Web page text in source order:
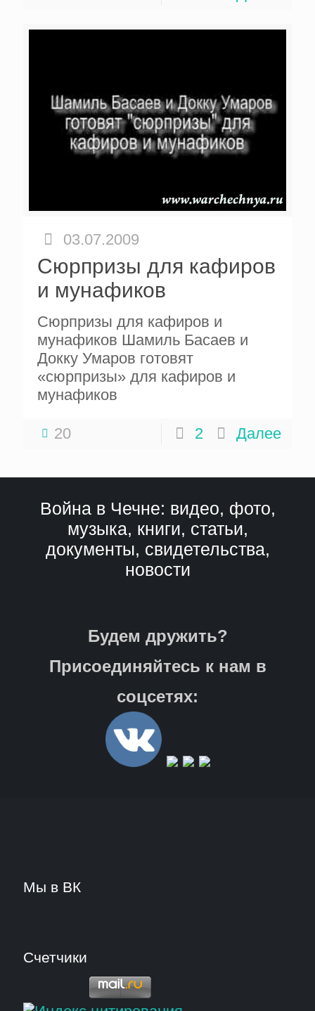
03.07.2009
Сюрпризы для кафиров
и мунафиков
Сюрпризы для кафиров и
мунафиков Шамиль Басаев и
Докку Умаров готовят
«сюрпризы» для кафиров и
мунафиков
20 2 Далее
Война в Чечне: видео, фото,
музыка, книги, статьи,
документы, свидетельства,
новости
Будем дружить?
Присоединяйтесь к нам в
соцсетях:
Мы в ВК
Счетчики